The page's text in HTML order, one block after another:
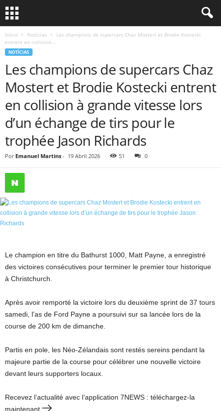
Início Notícias
Les champions de supercars Chaz Mostert et Brodie Kostecki
entrent en collision...
NOTÍCIAS
Les champions de supercars Chaz
Mostert et Brodie Kostecki entrent
en collision à grande vitesse lors
d’un échange de tirs pour le
trophée Jason Richards
Por Emanuel Martins - 19 Abril 2026 51 0
Le champion en titre du Bathurst 1000, Matt Payne, a enregistré
des victoires consécutives pour terminer le premier tour historique
à Christchurch.
Après avoir remporté la victoire lors du deuxième sprint de 37 tours
samedi, l’as de Ford Payne a poursuivi sur sa lancée lors de la
course de 200 km de dimanche.
Partis en pole, les Néo-Zélandais sont restés sereins pendant la
majeure partie de la course pour célébrer une nouvelle victoire
devant leurs supporters locaux.
Recevez l’actualité avec l’application 7NEWS : téléchargez-la
maintenant